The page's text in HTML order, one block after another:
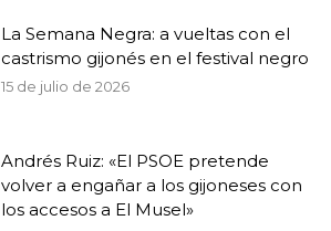
La Semana Negra: a vueltas con el
castrismo gijonés en el festival negro
15 de julio de 2026
Andrés Ruiz: «El PSOE pretende
volver a engañar a los gijoneses con
los accesos a El Musel»